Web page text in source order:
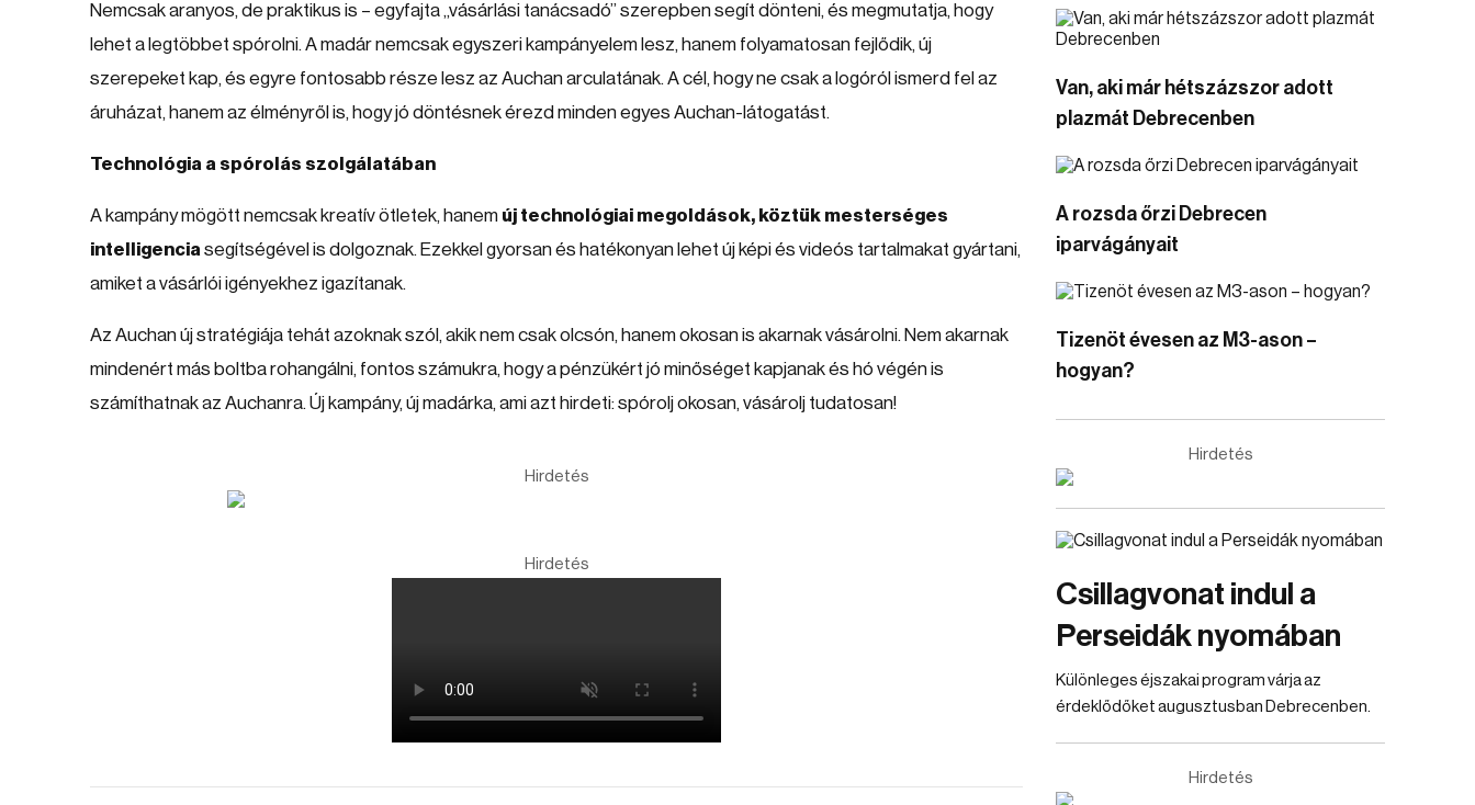
Nemcsak aranyos, de praktikus is – egyfajta „vásárlási tanácsadó” szerepben segít dönteni, és megmutatja, hogy
lehet a legtöbbet spórolni. A madár nemcsak egyszeri kampányelem lesz, hanem folyamatosan fejlődik, új
szerepeket kap, és egyre fontosabb része lesz az Auchan arculatának. A cél, hogy ne csak a logóról ismerd fel az
áruházat, hanem az élményről is, hogy jó döntésnek érezd minden egyes Auchan-látogatást.
Technológia a spórolás szolgálatában
A kampány mögött nemcsak kreatív ötletek, hanem új technológiai megoldások, köztük mesterséges
intelligencia segítségével is dolgoznak. Ezekkel gyorsan és hatékonyan lehet új képi és videós tartalmakat gyártani,
amiket a vásárlói igényekhez igazítanak.
Az Auchan új stratégiája tehát azoknak szól, akik nem csak olcsón, hanem okosan is akarnak vásárolni. Nem akarnak
mindenért más boltba rohangálni, fontos számukra, hogy a pénzükért jó minőséget kapjanak és hó végén is
számíthatnak az Auchanra. Új kampány, új madárka, ami azt hirdeti: spórolj okosan, vásárolj tudatosan!
Hirdetés
Hirdetés
Van, aki már hétszázszor adott
plazmát Debrecenben
A rozsda őrzi Debrecen
iparvágányait
Tizenöt évesen az M3-ason –
hogyan?
Hirdetés
Csillagvonat indul a
Perseidák nyomában
Különleges éjszakai program várja az
érdeklődőket augusztusban Debrecenben.
Hirdetés